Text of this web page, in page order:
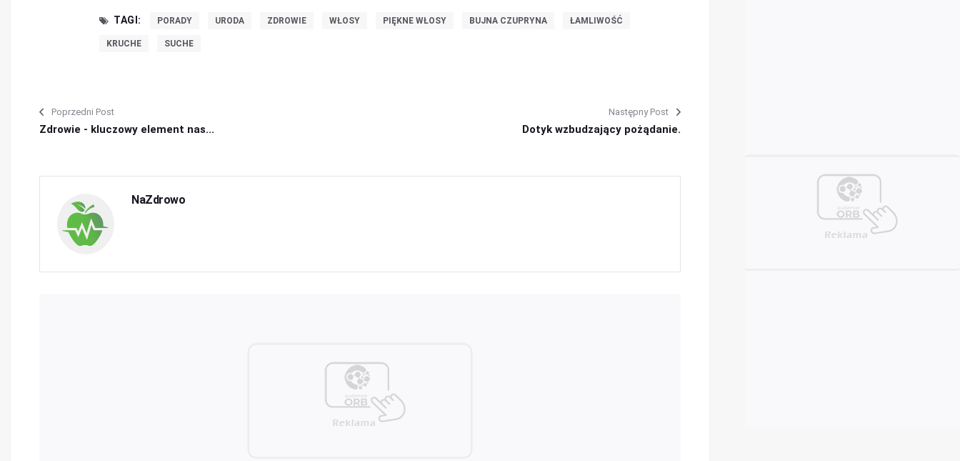
TAGI: PORADY URODA ZDROWIE WŁOSY PIĘKNE WŁOSY BUJNA CZUPRYNA ŁAMLIWOŚĆ
KRUCHE SUCHE
Poprzedni Post
Zdrowie - kluczowy element nas...
Następny Post
Dotyk wzbudzający pożądanie.
NaZdrowo